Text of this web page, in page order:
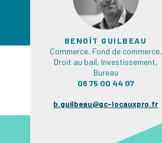
BENOÎT GUILBEAU
Commerce, Fond de commerce,
Droit au bail, Investissement,
Bureau
06 75 00 44 07
b.guilbeau@gc-locauxpro.fr